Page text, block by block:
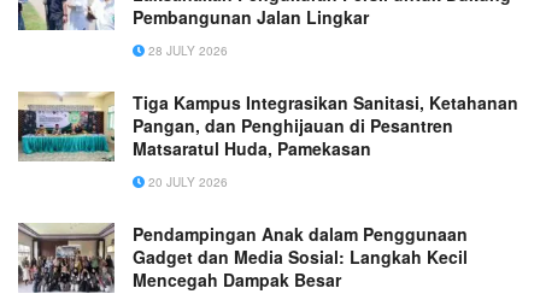
Pembangunan Jalan Lingkar
28 JULY 2026
Tiga Kampus Integrasikan Sanitasi, Ketahanan
Pangan, dan Penghijauan di Pesantren
Matsaratul Huda, Pamekasan
20 JULY 2026
Pendampingan Anak dalam Penggunaan
Gadget dan Media Sosial: Langkah Kecil
Mencegah Dampak Besar